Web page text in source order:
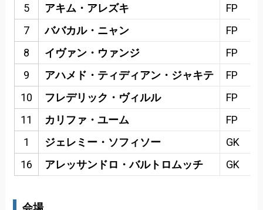
5
アキム・アレズキ
FP
7
ババカル・ニャン
FP
8
イヴァン・ウァンジ
FP
9
アハメド・ティディアン・ジャキテ
FP
10
フレデリック・ヴィルル
FP
11
カリファ・ユーム
FP
1
ジェレミー・ソフィソー
GK
16
アレッサンドロ・バルトロムッチ GK
会場